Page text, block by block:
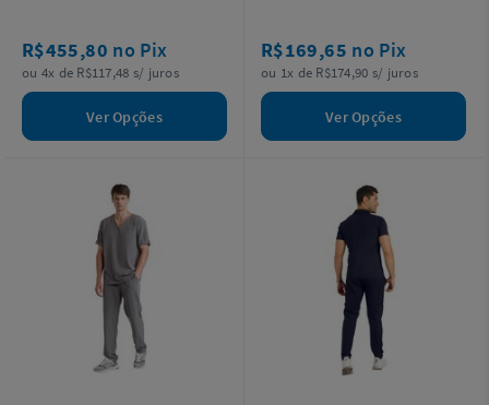
R$455,80 no Pix
ou 4x de R$117,48 s/ juros
Ver Opções
R$169,65 no Pix
ou 1x de R$174,90 s/ juros
Ver Opções